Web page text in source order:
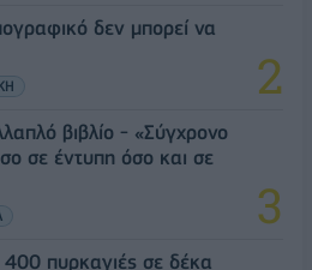
δεν μπορεί να
βιβλίο - «Σύγχρονο
σε έντυπη όσο και σε
πυρκαγιές σε δέκα